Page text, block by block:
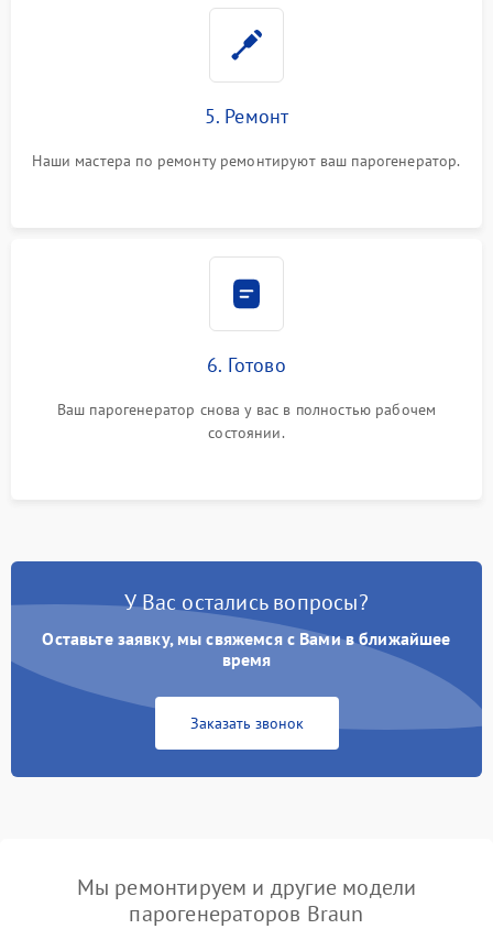
5. Ремонт
Наши мастера по ремонту ремонтируют ваш парогенератор.
6. Готово
Ваш парогенератор снова у вас в полностью рабочем
состоянии.
У Вас остались вопросы?
Оставьте заявку, мы свяжемся с Вами в ближайшее
время
Заказать звонок
Мы ремонтируем и другие модели
парогенераторов Braun